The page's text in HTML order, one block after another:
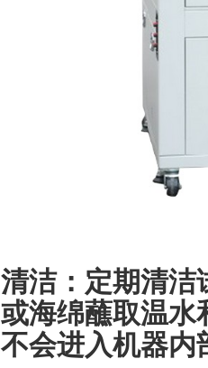
清洁：定期清洁
或海绵蘸取温水
不会进入机器内